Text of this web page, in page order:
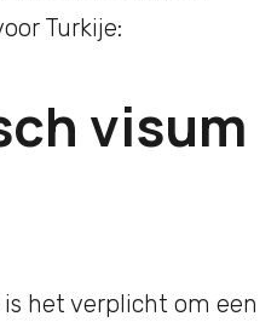
Turkije:
visum
het verplicht om een